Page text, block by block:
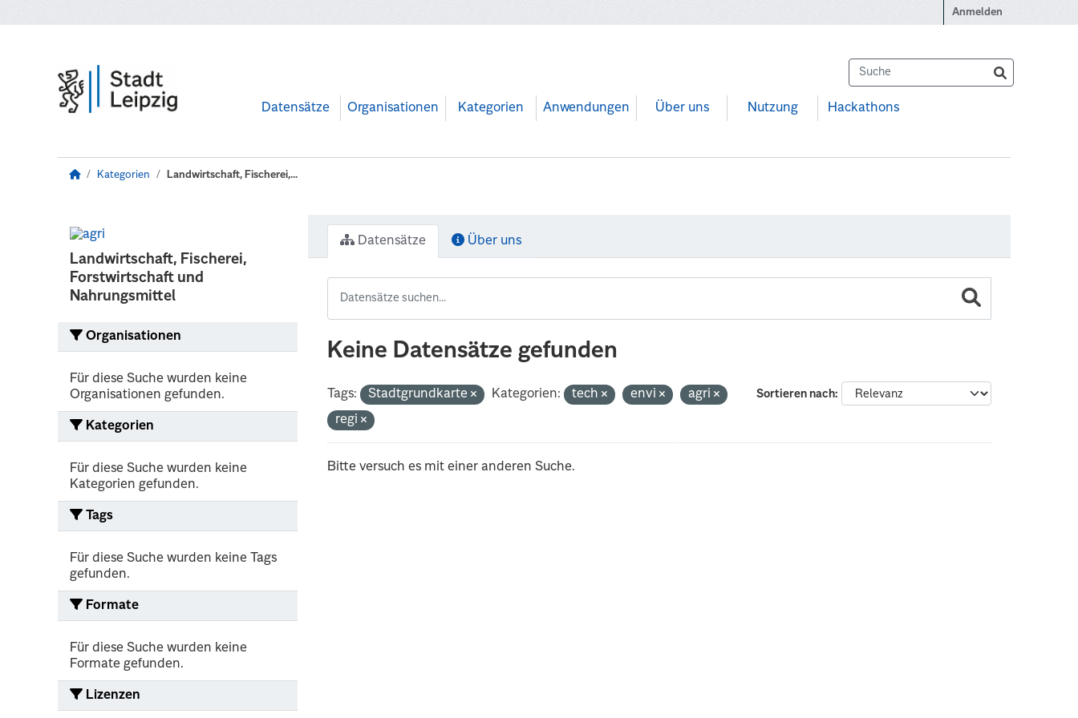
Anmelden
Datensätze Organisationen Kategorien Anwendungen Über uns Nutzung Hackathons
Kategorien Landwirtschaft, Fischerei,...
Landwirtschaft, Fischerei,
Forstwirtschaft und
Nahrungsmittel
Organisationen
Für diese Suche wurden keine
Organisationen gefunden.
Kategorien
Für diese Suche wurden keine
Kategorien gefunden.
Tags
Für diese Suche wurden keine Tags
gefunden.
Formate
Für diese Suche wurden keine
Formate gefunden.
Lizenzen
Datensätze Über uns
Keine Datensätze gefunden
Sortieren nach
Tags: Stadtgrundkarte Kategorien: tech envi
agri
regi
Bitte versuch es mit einer anderen Suche.